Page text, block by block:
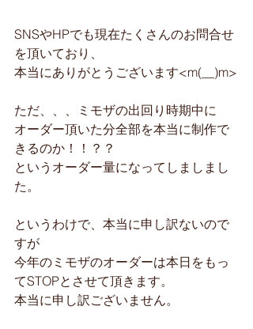
SNSやHPでも現在たくさんのお問合せ
を頂いており、
本当にありがとうございます<m(__)m>
ただ、、、ミモザの出回り時期中に
オーダー頂いた分全部を本当に制作で
きるのか！！？？
というオーダー量になってしましまし
た。
というわけで、本当に申し訳ないので
すが
今年のミモザのオーダーは本日をもっ
てSTOPとさせて頂きます。
本当に申し訳ございません。